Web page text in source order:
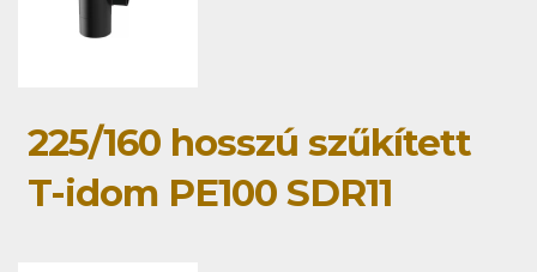
225/160 hosszú szűkített
T-idom PE100 SDR11